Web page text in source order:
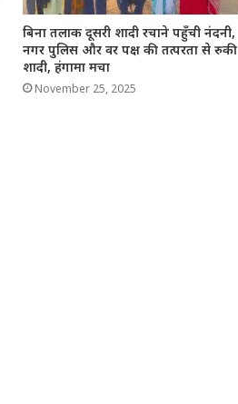
बिना तलाक दूसरी शादी रचाने पहुँची नंदनी,
नगर पुलिस और वर पक्ष की तत्परता से रुकी
शादी, हंगामा मचा
November 25, 2025